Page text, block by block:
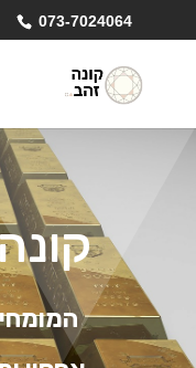
073-7024064